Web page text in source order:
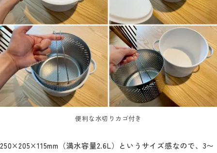
便利な水切りカゴ付き
250×205×115mm（満水容量2.6L）というサイズ感なので、3〜